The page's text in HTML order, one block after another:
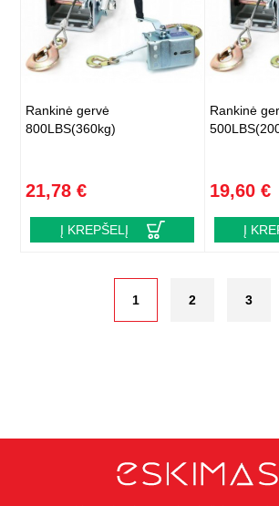
Rankinė gervė
800LBS(360kg)
21,78 €
Į KREPŠELĮ
Rankinė
19,60 €
Į
1 2 3